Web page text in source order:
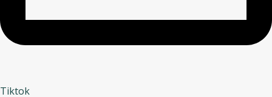
Tiktok